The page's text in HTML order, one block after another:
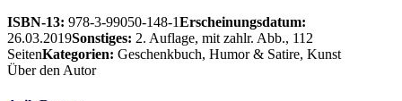
ISBN-13: 978-3-99050-148-1Erscheinungsdatum:
26.03.2019Sonstiges: 2. Auflage, mit zahlr. Abb., 112
SeitenKategorien: Geschenkbuch, Humor & Satire, Kunst
Über den Autor